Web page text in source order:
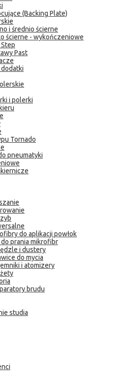
(Backing Plate)
i średnio ścierne
ścierne - wykończeniowe
Past
i polerki
Tornado
pneumatyki
do aplikacji powłok
do prania mikrofibr
i dustery
do mycia
i atomizery
brudu
studia